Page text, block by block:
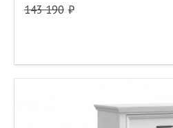
143 190